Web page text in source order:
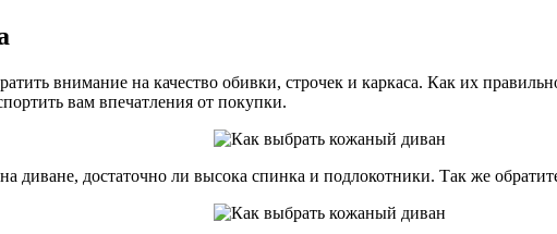
внимание на качество обивки, строчек и каркаса. Как их
вам впечатления от покупки.
диване, достаточно ли высока спинка и подлокотники. Так же